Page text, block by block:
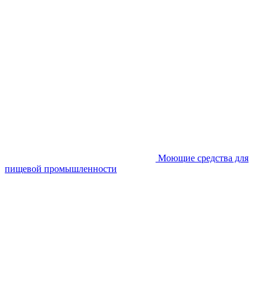
Моющие средства для
пищевой промышленности